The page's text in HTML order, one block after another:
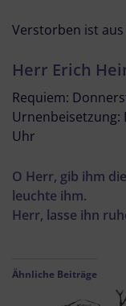
Verstorben ist
Herr Erich
Requiem:
Urnenbeisetzung:
Uhr
O Herr, gib ihm
leuchte ihm.
Herr, lasse ihn
Ähnliche Beiträge